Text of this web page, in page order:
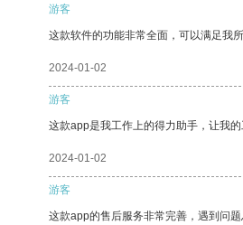
游客
这款软件的功能非常全面，可以满足我所
2024-01-02
游客
这款app是我工作上的得力助手，让我
2024-01-02
游客
这款app的售后服务非常完善，遇到问